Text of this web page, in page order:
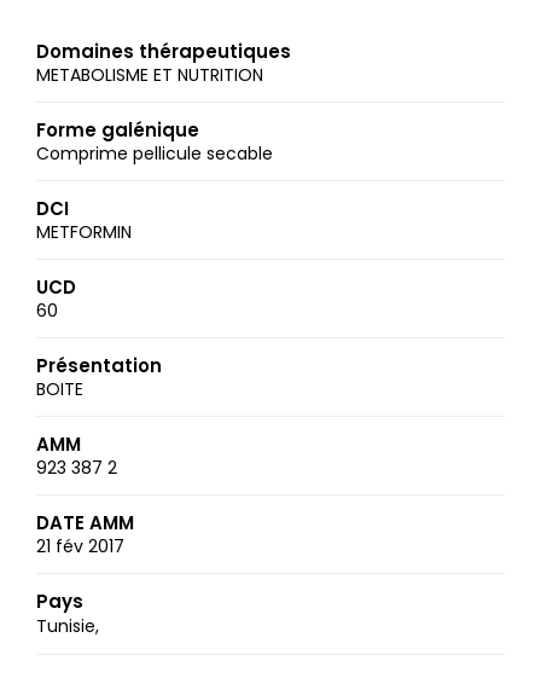
Domaines thérapeutiques
METABOLISME ET NUTRITION
Forme galénique
Comprime pellicule secable
DCI
METFORMIN
UCD
60
Présentation
BOITE
AMM
923 387 2
DATE AMM
21 fév 2017
Pays
Tunisie